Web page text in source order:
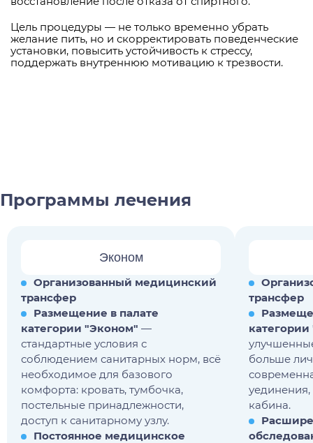
Цель процедуры — не только временно убрать
желание пить, но и скорректировать поведенческие
установки, повысить устойчивость к стрессу,
поддержать внутреннюю мотивацию к трезвости.
Программы лечения
Эконом
Организованный медицинский
трансфер
Размещение в палате
категории "Эконом" —
стандартные условия с
соблюдением санитарных норм, всё
необходимое для базового
комфорта: кровать, тумбочка,
постельные принадлежности,
доступ к санитарному узлу.
Постоянное медицинское
трансфер
больше
кабина.